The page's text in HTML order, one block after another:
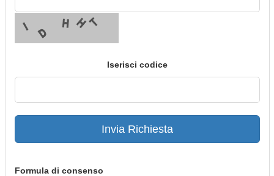
Iserisci codice
Invia Richiesta
Formula di consenso